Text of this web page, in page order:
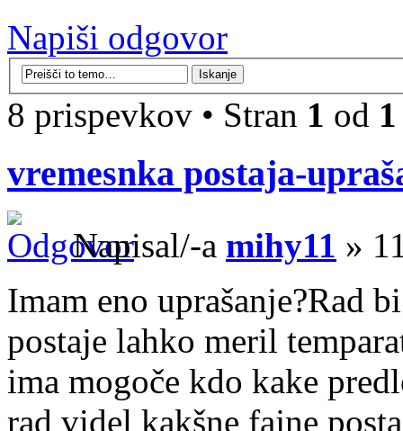
Napiši odgovor
8 prispevkov • Stran 1 od 1
vremesnka postaja-
Napisal/-a mihy11 »
Imam eno uprašanje?Rad
postaje lahko meril
ima mogoče kdo kake
rad videl kakšne fajne